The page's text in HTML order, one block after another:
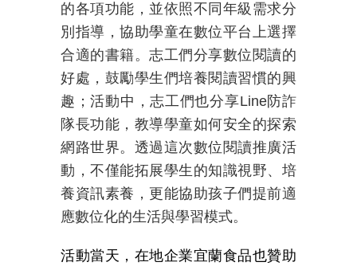
的各項功能，並依照不同年級需求分
別指導 ，協助學童在數位平台上選擇
合適的書籍。志工們分享數位閱讀的
好處，鼓勵學生們培養閱讀習慣的興
趣；活動中，志工們也分享Line防詐
隊長功能，教導學童如何安全的探索
網路世界。透過這次數位閱讀推廣活
動，不僅能拓展學生的知識視野、培
養資訊素養，更能協助孩子們提前適
應數位化的生活與學習模式。
活動當天，在地企業宜蘭食品也贊助